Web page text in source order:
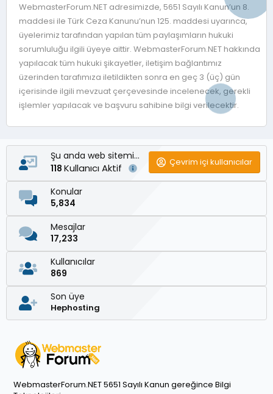
WebmasterForum.NET adresimizde, 5651 Sayılı Kanun’un 8.
maddesi ile Türk Ceza Kanunu’nun 125. maddesi uyarınca,
üyelerimiz tarafından yapılan tüm paylaşımların hukuki
sorumluluğu ilgili üyeye aittir. WebmasterForum.NET hakkında
yapılacak tüm hukuki şikayetler, iletişim bağlantımız
üzerinden tarafımıza iletildikten sonra en geç 3 (üç) gün
içerisinde ilgili mevzuat çerçevesinde incelenecek, gerekli
işlemler yapılacak ve başvuru sahibine bilgi verilecektir.
Şu anda web sitemizde
118 Kullanıcı Aktif Çevrim içi kullanıcılar
Konular
5,834
Mesajlar
17,233
Kullanıcılar
869
Son üye
Hephosting
WebmasterForum.NET 5651 Sayılı Kanun gereğince Bilgi